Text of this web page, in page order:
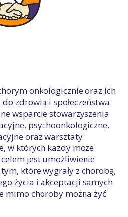
onkologicznie oraz ich
zdrowia i społeczeństwa.
wsparcie stowarzyszenia
psychoonkologiczne,
oraz warsztaty
w których każdy może
celem jest umożliwienie
które wygrały z chorobą,
życia i akceptacji samych
mimo choroby można żyć